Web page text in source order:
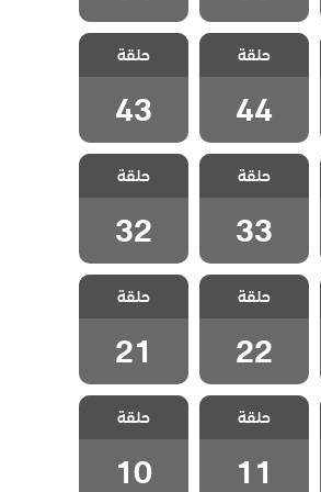
مسلسل الطبيب
المعجزة الحلقة
44
حلقة
44
مسلسل الطبيب
المعجزة الحلقة
43
حلقة
43
مسلسل الطبيب
المعجزة الحلقة
33
حلقة
33
مسلسل الطبيب
المعجزة الحلقة
32
حلقة
32
مسلسل الطبيب
المعجزة الحلقة
22
حلقة
22
مسلسل الطبيب
المعجزة الحلقة
21
حلقة
21
مسلسل الطبيب
المعجزة الحلقة
11
حلقة
11
مسلسل الطبيب
المعجزة الحلقة
10
حلقة
10